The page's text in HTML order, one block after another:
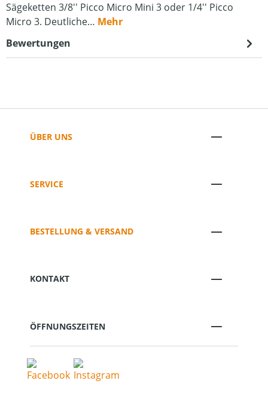
Sägeketten 3/8'' Picco Micro Mini 3 oder 1/4'' Picco
Micro 3. Deutliche… Mehr
Bewertungen
ÜBER UNS
SERVICE
BESTELLUNG & VERSAND
KONTAKT
ÖFFNUNGSZEITEN